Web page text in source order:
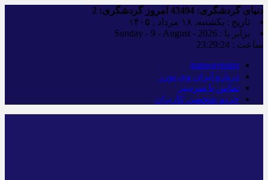
دنیای گردشگری: امروز گردشگری:
تاریخ : یکشنبه, ۱۸ مرداد , ۱۴۰۵
برابر با : Sunday - 9 - August - 2026
ساعت : 23:29:25
iranwaytours
درباره ایران وی تورز
تماس با سردبیر
حریم شخصی کاربران